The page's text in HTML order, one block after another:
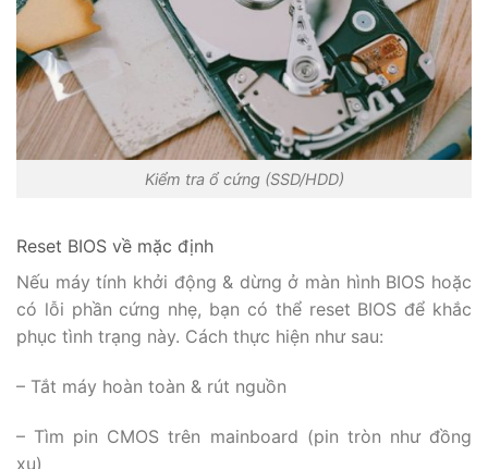
Kiểm tra ổ cứng (SSD/HDD)
Reset BIOS về mặc định
Nếu máy tính khởi động & dừng ở màn hình BIOS hoặc
có lỗi phần cứng nhẹ, bạn có thể reset BIOS để khắc
phục tình trạng này. Cách thực hiện như sau:
– Tắt máy hoàn toàn & rút nguồn
– Tìm pin CMOS trên mainboard (pin tròn như đồng
xu)